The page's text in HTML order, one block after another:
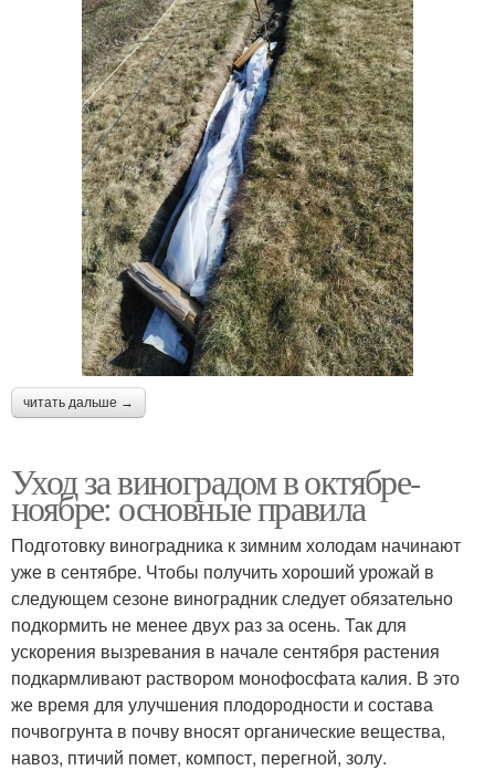
читать дальше →
Уход за виноградом в октябре-
ноябре: основные правила
Подготовку виноградника к зимним холодам начинают
уже в сентябре. Чтобы получить хороший урожай в
следующем сезоне виноградник следует обязательно
подкормить не менее двух раз за осень. Так для
ускорения вызревания в начале сентября растения
подкармливают раствором монофосфата калия. В это
же время для улучшения плодородности и состава
почвогрунта в почву вносят органические вещества,
навоз, птичий помет, компост, перегной, золу.